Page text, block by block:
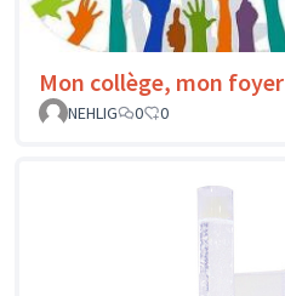
Mon collège, mon foyer
NEHLIG
0 0